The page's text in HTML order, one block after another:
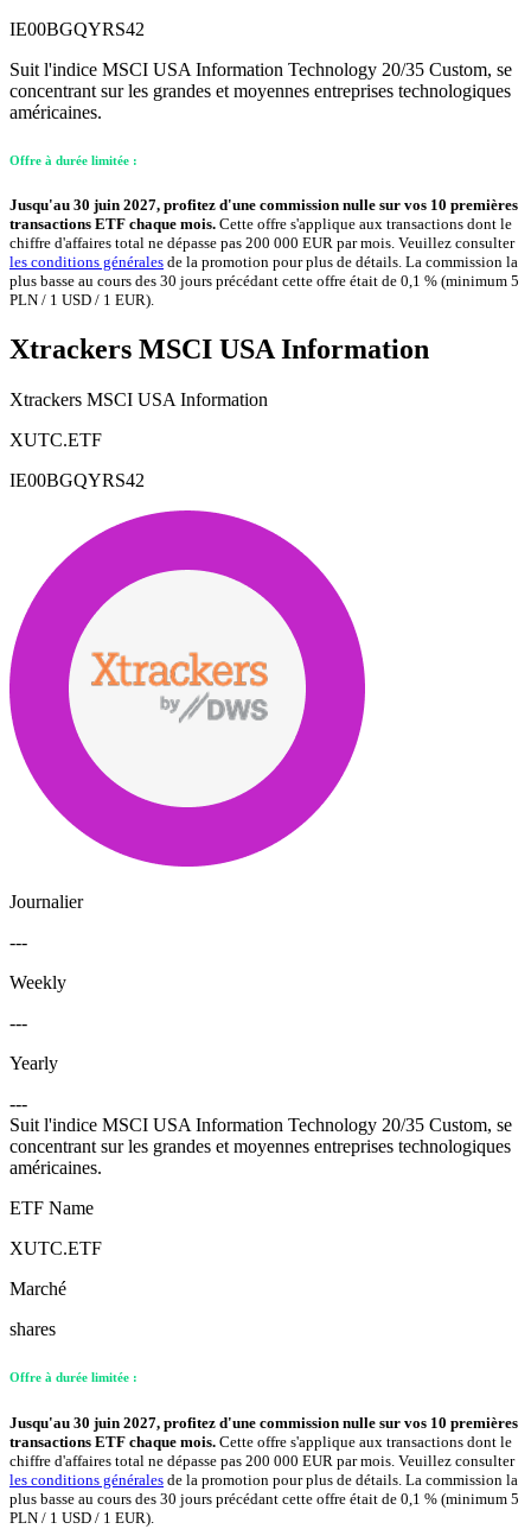
IE00BGQYRS42
Suit l'indice MSCI USA Information Technology 20/35 Custom, se
concentrant sur les grandes et moyennes entreprises technologiques
américaines.
Offre à durée limitée :
Jusqu'au 30 juin 2027, profitez d'une commission nulle sur vos 10 premières
transactions ETF chaque mois. Cette offre s'applique aux transactions dont le
chiffre d'affaires total ne dépasse pas 200 000 EUR par mois. Veuillez consulter
les conditions générales de la promotion pour plus de détails. La commission la
plus basse au cours des 30 jours précédant cette offre était de 0,1 % (minimum 5
PLN / 1 USD / 1 EUR).
Xtrackers MSCI USA Information
Xtrackers MSCI USA Information
XUTC.ETF
IE00BGQYRS42
Journalier
---
Weekly
---
Yearly
---
Suit l'indice MSCI USA Information Technology 20/35 Custom, se
concentrant sur les grandes et moyennes entreprises technologiques
américaines.
ETF Name
XUTC.ETF
Marché
shares
Offre à durée limitée :
Jusqu'au 30 juin 2027, profitez d'une commission nulle sur vos 10 premières
transactions ETF chaque mois. Cette offre s'applique aux transactions dont le
chiffre d'affaires total ne dépasse pas 200 000 EUR par mois. Veuillez consulter
les conditions générales de la promotion pour plus de détails. La commission la
plus basse au cours des 30 jours précédant cette offre était de 0,1 % (minimum 5
PLN / 1 USD / 1 EUR).